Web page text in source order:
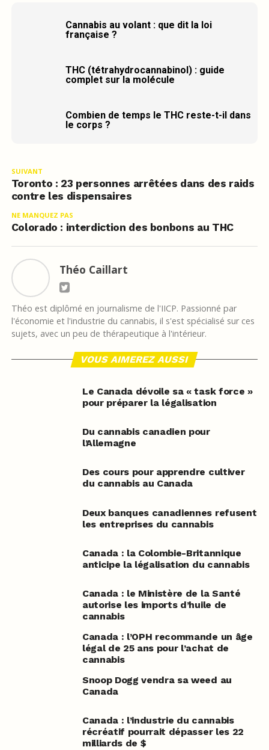
Cannabis au volant : que dit la loi
française ?
THC (tétrahydrocannabinol) : guide
complet sur la molécule
Combien de temps le THC reste-t-il dans
le corps ?
SUIVANT
Toronto : 23 personnes arrêtées dans des raids
contre les dispensaires
NE MANQUEZ PAS
Colorado : interdiction des bonbons au THC
Théo Caillart
Théo est diplômé en journalisme de l'IICP. Passionné par
l'économie et l'industrie du cannabis, il s'est spécialisé sur ces
sujets, avec un peu de thérapeutique à l'intérieur.
VOUS AIMEREZ AUSSI
Le Canada dévoile sa « task force »
pour préparer la légalisation
Du cannabis canadien pour
l’Allemagne
Des cours pour apprendre cultiver
du cannabis au Canada
Deux banques canadiennes refusent
les entreprises du cannabis
Canada : la Colombie-Britannique
anticipe la légalisation du cannabis
Canada : le Ministère de la Santé
autorise les imports d’huile de
cannabis
Canada : l’OPH recommande un âge
légal de 25 ans pour l’achat de
cannabis
Snoop Dogg vendra sa weed au
Canada
Canada : l’industrie du cannabis
récréatif pourrait dépasser les 22
milliards de $